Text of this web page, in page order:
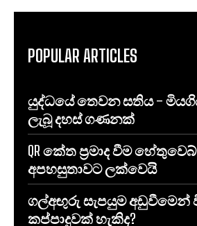
POPULAR ARTICLES
යුද්ධයේ තෙවන සතිය –
ලැබූ දහස් ගණනක්
QR කේත ප්‍රමාද වීම
අපහසුතාවට ලක්වෙයි
ගල්අඟුරු සැපයුම අඩුවීමෙන්
කප්පාදුවක් හැකිද?